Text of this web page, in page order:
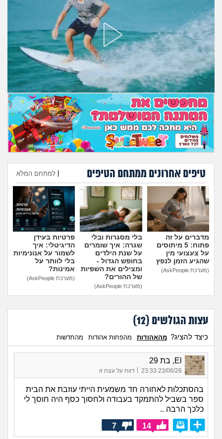
טיפים אחרונים ממתחם הטיפים למתחם המלא
הוספת טיפ
מדברים על זה
פתוח: 5 מיתוסים
על צעצועי מין
שהגיע הזמן לנפץ
(מערכת AskPeople)
בלי מסגרות ובלי
שגרה: איך שומרים
על שנת הילדים
בחופש הגדול -
ומצילים את השפיות
של ההורים?
(מערכת AskPeople)
פרטיות בעידן
הדיגיטלי: איך
לשמור על אנונימיות
בלי לוותר על
אמינות?
(מערכת AskPeople)
עצות הגולשים (12
)
כיצד להציג? מהאהודות מהפחות אהודות מהחדשות
El, בת 29
23/06/26 23:33 דווח על עצה זו
בהסתכלות לאחורה חד משמעית הייתי עוזבת את הבית
ספר בשביל להתמקד בעבודה ולחסוך כסף היה חוסך לי
כלכך הרבה ..
14
7